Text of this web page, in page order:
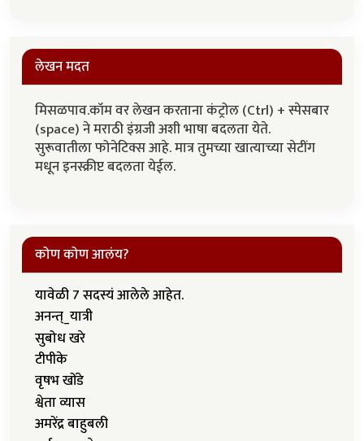
लेखन मदत
मिसळपाव.कॉम वर लेखन करताना कंट्रोल (Ctrl) + स्पेसबार
(space) ने मराठी इंग्रजी अशी भाषा बदलता येते.
सुरूवातीला फोनेटिक्स आहे. मात्र तुमच्या खात्याच्या सेटींग
मधून इनस्क्रीप्ट बदलता येईल.
कोण कोण आलंय?
यावेळी 7 सदस्यं आलेले आहेत.
अनन्त्_यात्री
सुबोध खरे
टीपीके
वृषभ खोंडे
श्वेता व्यास
अमरेंद्र बाहुबली